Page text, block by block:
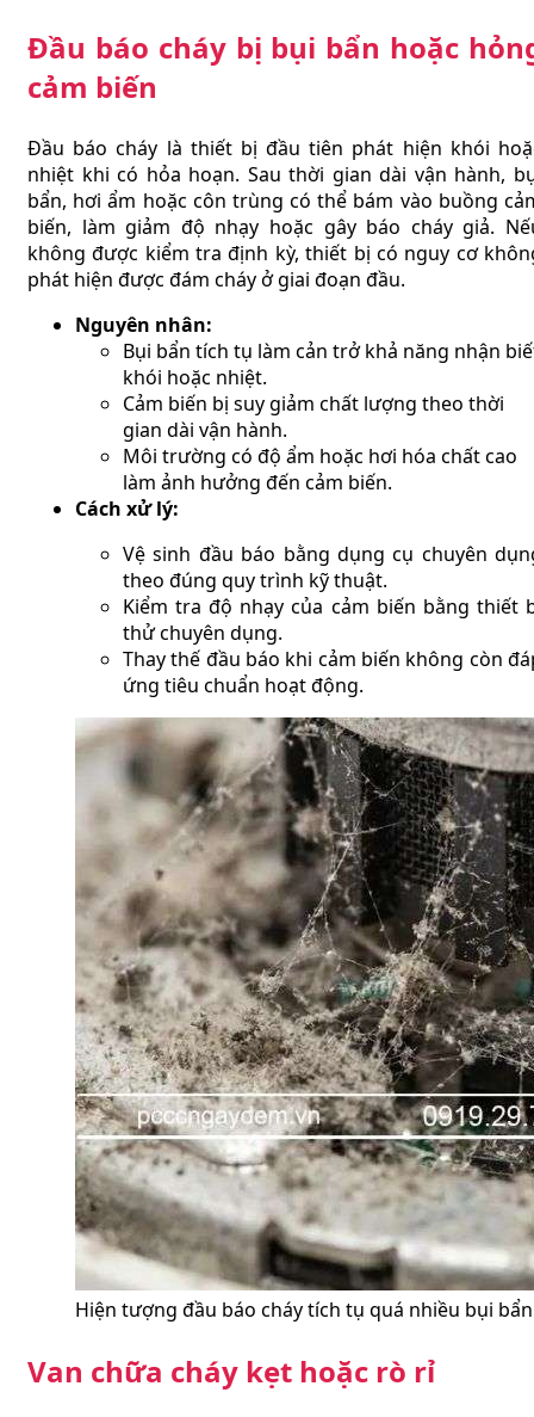
Đầu báo cháy bị bụi bẩn hoặc
cảm biến
Đầu báo cháy là thiết bị đầu tiên phát hiện khói
nhiệt khi có hỏa hoạn. Sau thời gian dài vận hành,
bẩn, hơi ẩm hoặc côn trùng có thể bám vào buồng
biến, làm giảm độ nhạy hoặc gây báo cháy giả.
không được kiểm tra định kỳ, thiết bị có nguy cơ
phát hiện được đám cháy ở giai đoạn đầu.
Nguyên nhân:
Bụi bẩn tích tụ làm cản trở khả năng nhận
khói hoặc nhiệt.
Cảm biến bị suy giảm chất lượng theo thời
gian dài vận hành.
Môi trường có độ ẩm hoặc hơi hóa chất cao
làm ảnh hưởng đến cảm biến.
Cách xử lý:
Vệ sinh đầu báo bằng dụng cụ chuyên
theo đúng quy trình kỹ thuật.
Kiểm tra độ nhạy của cảm biến bằng thiết
thử chuyên dụng.
Thay thế đầu báo khi cảm biến không còn
ứng tiêu chuẩn hoạt động.
Hiện tượng đầu báo cháy tích tụ quá nhiều bụi bẩn
Van chữa cháy kẹt hoặc rò rỉ